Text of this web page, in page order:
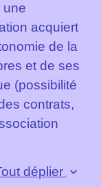
une
acquiert
de la
et de ses
(possibilité
contrats,
déplier keyboard_arrow_down